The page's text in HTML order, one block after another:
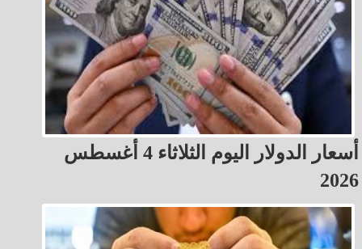
أسعار الدولار اليوم الثلاثاء 4 أغسطس
2026